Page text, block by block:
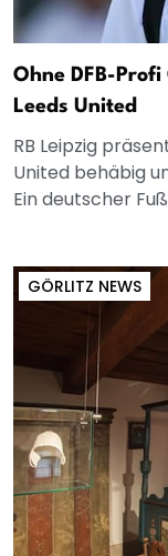
Ohne DFB-
Leeds United
RB Leipzig
United behäbig
Ein deutscher
GÖRLITZ NEWS